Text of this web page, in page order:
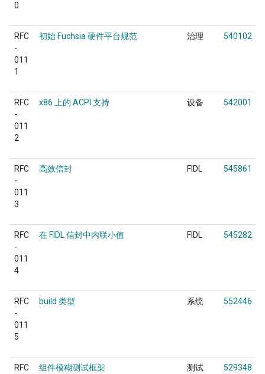
0
RFC
-
011
1
初始 Fuchsia 硬件平台规范 治理 540102
RFC
-
011
2
x86 上的 ACPI 支持 设备 542001
RFC
-
011
3
高效信封 FIDL 545861
RFC
-
011
4
在 FIDL 信封中内联小值 FIDL 545282
RFC
-
011
5
build 类型 系统 552446
RFC
组件模糊测试框架 测试 529348